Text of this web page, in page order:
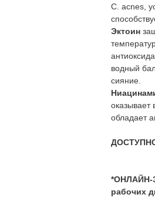
C. acnes,
Эктоин
водный
сияние.
оказывает
обладает
*ОНЛАЙН-
рабочих